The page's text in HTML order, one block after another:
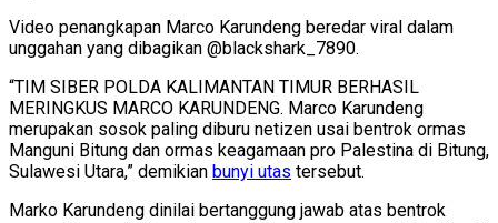
Video penangkapan Marco Karundeng beredar viral dalam
unggahan yang dibagikan @blackshark_7890.
“TIM SIBER POLDA KALIMANTAN TIMUR BERHASIL
MERINGKUS MARCO KARUNDENG. Marco Karundeng
merupakan sosok paling diburu netizen usai bentrok ormas
Manguni Bitung dan ormas keagamaan pro Palestina di Bitung,
Sulawesi Utara,” demikian bunyi utas tersebut.
Marko Karundeng dinilai bertanggung jawab atas bentrok